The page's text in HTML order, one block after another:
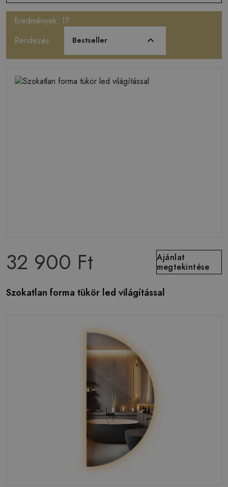
Eredmények: 17
Rendezés:
Bestseller
32 900 Ft
Ajánlat
megtekintése
Szokatlan forma tükör led világítással